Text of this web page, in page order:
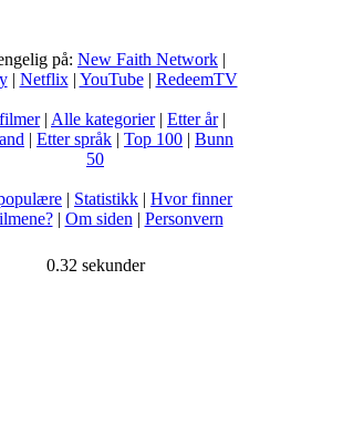
på: New Faith Network |
| Netflix| YouTube| RedeemTV
| Alle kategorier| Etter år|
| Etter språk | Top 100 | Bunn
50
| Statistikk | Hvor finner
| Om siden| Personvern
0.32 sekunder